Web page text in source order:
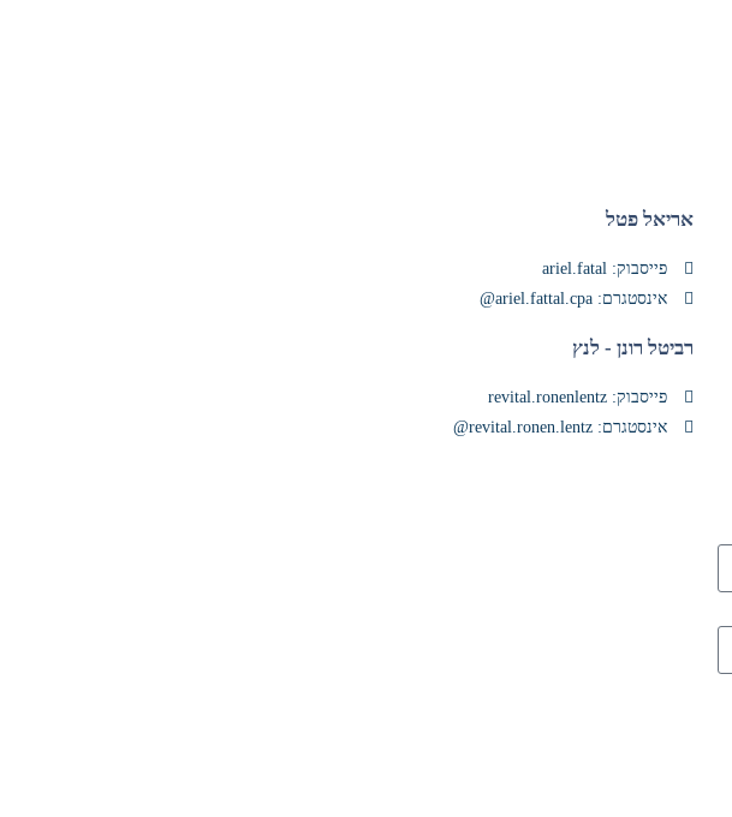
אריאל פטל
פייסבוק: ariel.fatal
אינסטגרם: ariel.fattal.cpa@
רביטל רונן - לנץ
פייסבוק: revital.ronenlentz
אינסטגרם: revital.ronen.lentz@